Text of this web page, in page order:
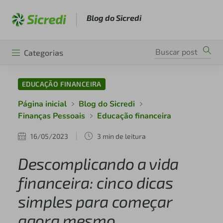
Blog do Sicredi
Categorias
EDUCAÇÃO FINANCEIRA
Página inicial
Blog do Sicredi
Finanças Pessoais
Educação financeira
16/05/2023 3 min de leitura
Descomplicando a vida
financeira: cinco dicas
simples para começar